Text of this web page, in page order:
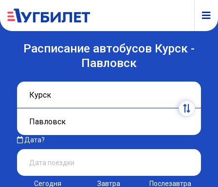
Расписание автобусов Курск -
Павловск
Дата?
Сегодня Завтра Послезавтра